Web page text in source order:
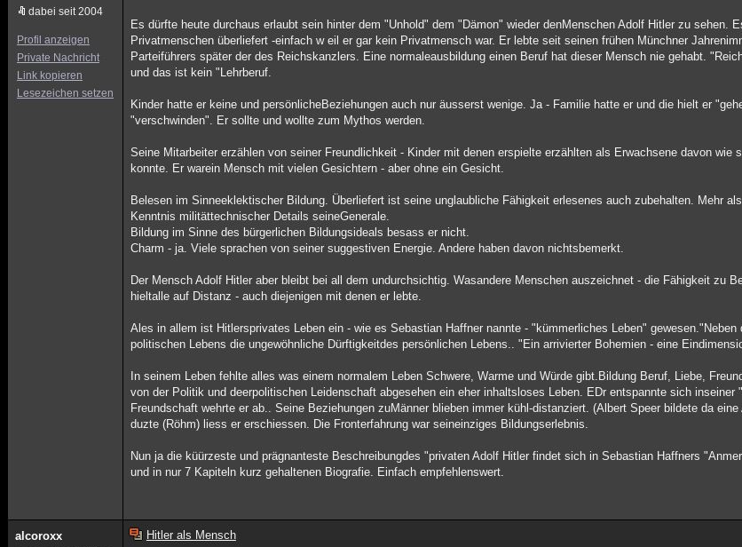
dabei seit 2004
Profil anzeigen
Private Nachricht
Link kopieren
Lesezeichen setzen
Es dürfte heute durchaus erlaubt sein hinter dem "Unhold" dem "Dämon" wieder denMenschen Adolf Hitler zu sehen.
Privatmenschen überliefert -einfach w eil er gar kein Privatmensch war. Er lebte seit seinen frühen Münchner
Parteiführers später der des Reichskanzlers. Eine normaleausbildung einen Beruf hat dieser Mensch nie gehabt.
und das ist kein "Lehrberuf.
Kinder hatte er keine und persönlicheBeziehungen auch nur äusserst wenige. Ja - Familie hatte er und die hielt er
"verschwinden". Er sollte und wollte zum Mythos werden.
Seine Mitarbeiter erzählen von seiner Freundlichkeit - Kinder mit denen erspielte erzählten als Erwachsene davon wie
konnte. Er warein Mensch mit vielen Gesichtern - aber ohne ein Gesicht.
Belesen im Sinneeklektischer Bildung. Überliefert ist seine unglaubliche Fähigkeit erlesenes auch zubehalten. Mehr
Kenntnis militättechnischer Details seineGenerale.
Bildung im Sinne des bürgerlichen Bildungsideals besass er nicht.
Charm - ja. Viele sprachen von seiner suggestiven Energie. Andere haben davon nichtsbemerkt.
Der Mensch Adolf Hitler aber bleibt bei all dem undurchsichtig. Wasandere Menschen auszeichnet - die Fähigkeit zu
hieltalle auf Distanz - auch diejenigen mit denen er lebte.
Ales in allem ist Hitlersprivates Leben ein - wie es Sebastian Haffner nannte - "kümmerliches Leben" gewesen."Neben
politischen Lebens die ungewöhnliche Dürftigkeitdes persönlichen Lebens.. "Ein arrivierter Bohemien - eine
In seinem Leben fehlte alles was einem normalem Leben Schwere, Warme und Würde gibt.Bildung Beruf, Liebe,
von der Politik und deerpolitischen Leidenschaft abgesehen ein eher inhaltsloses Leben. EDr entspannte sich inseiner
Freundschaft wehrte er ab.. Seine Beziehungen zuMänner blieben immer kühl-distanziert. (Albert Speer bildete da
duzte (Röhm) liess er erschiessen. Die Fronterfahrung war seineinziges Bildungserlebnis.
Nun ja die küürzeste und prägnanteste Beschreibungdes "privaten Adolf Hitler findet sich in Sebastian Haffners
und in nur 7 Kapiteln kurz gehaltenen Biografie. Einfach empfehlenswert.
alcoroxx Hitler als Mensch